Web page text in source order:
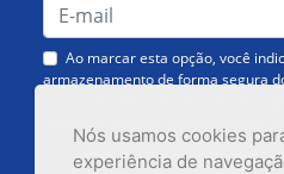
Nós usamos cookies
experiência de
Ao marcar esta opção, você
armazenamento de forma segura